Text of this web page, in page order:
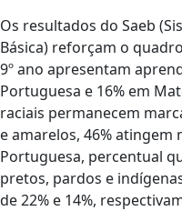
Os resultados do Saeb
Básica) reforçam o
9º ano apresentam
Portuguesa e 16% em
raciais permanecem
e amarelos, 46% atingem
Portuguesa, percentual
pretos, pardos e
de 22% e 14%,